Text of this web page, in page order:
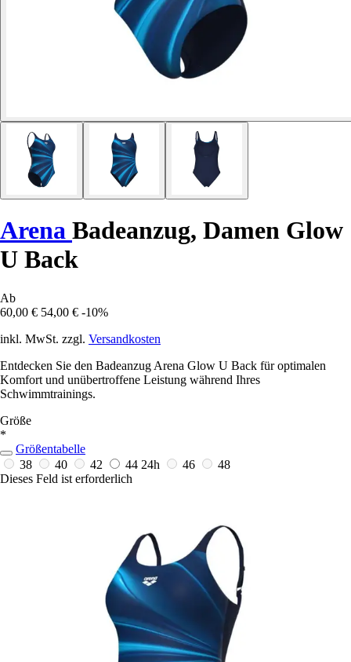
Arena Badeanzug, Damen Glow
U Back
Ab
60,00 € 54,00 € -10%
inkl. MwSt. zzgl. Versandkosten
Entdecken Sie den Badeanzug Arena Glow U Back für optimalen
Komfort und unübertroffene Leistung während Ihres
Schwimmtrainings.
Größe
*
Größentabelle
38
40 42 44 24h 46
48
Dieses Feld ist erforderlich